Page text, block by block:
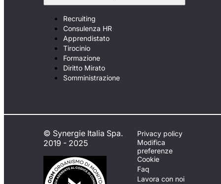
Recruiting
Consulenza HR
Apprendistato
Tirocinio
Formazione
Diritto Mirato
Somministrazione
© Synergie Italia Spa.
2019 - 2025
Privacy policy
Modifica
preferenze
Cookie
Faq
Lavora con noi